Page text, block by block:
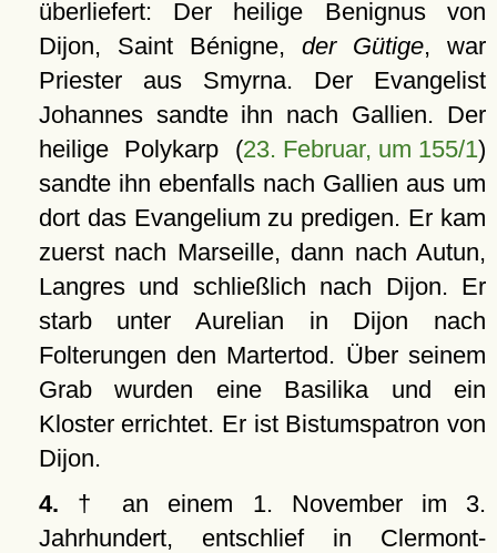
überliefert: Der heilige Benignus von
Dijon, Saint Bénigne, der Gütige, war
Priester aus Smyrna. Der Evangelist
Johannes sandte ihn nach Gallien. Der
heilige Polykarp (23. Februar, um 155/1)
sandte ihn ebenfalls nach Gallien aus um
dort das Evangelium zu predigen. Er kam
zuerst nach Marseille, dann nach Autun,
Langres und schließlich nach Dijon. Er
starb unter Aurelian in Dijon nach
Folterungen den Martertod. Über seinem
Grab wurden eine Basilika und ein
Kloster errichtet. Er ist Bistumspatron von
Dijon.
4. † an einem 1. November im 3.
Jahrhundert, entschlief in Clermont-